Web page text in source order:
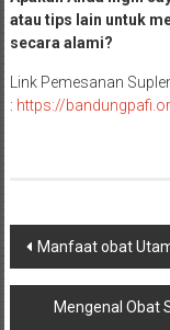
atau tips lain untuk
secara alami?
Link Pemesanan
: https://
Navigasi
pos
Manfaat obat
Mengenal Obat